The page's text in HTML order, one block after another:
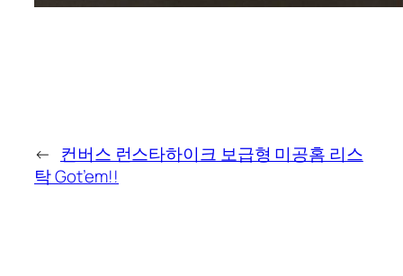
← 컨버스 런스타하이크 보급형 미공홈 리스
탁 Got’em!!